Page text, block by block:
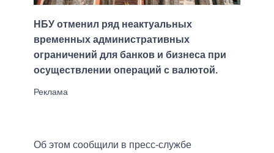
НБУ отменил ряд неактуальных
временных административных
ограничений для банков и бизнеса при
осуществлении операций с валютой.
Об этом сообщили в пресс-службе